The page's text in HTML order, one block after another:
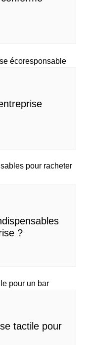
?
tactile pour